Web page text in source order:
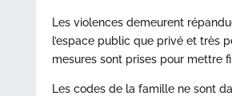
Les violences demeurent
l’espace public que privé et très
mesures sont prises pour mettre
Les codes de la famille ne sont